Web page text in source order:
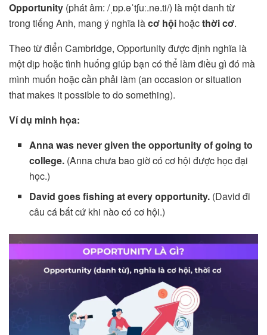
Opportunity (phát âm: /ˌɒp.əˈtʃuː.nə.ti/) là một danh từ
trong tiếng Anh, mang ý nghĩa làcơ hội hoặcthời cơ.
Theo từ điển Cambridge, Opportunity được định nghĩa là
một dịp hoặc tình huống giúp bạn có thể làm điều gì đó mà
mình muốn hoặc cần phải làm (an occasion or situation
that makes it possible to do something).
Ví dụ minh họa:
Anna was never given the opportunity of going to
college. (Anna chưa bao giờ có cơ hội được học đại
học.)
David goes fishing at every opportunity. (David đi
câu cá bất cứ khi nào có cơ hội.)